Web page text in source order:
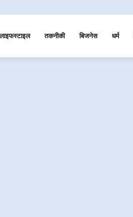
लाइफस्टाइल तकनीकी बिजनेस धर्म